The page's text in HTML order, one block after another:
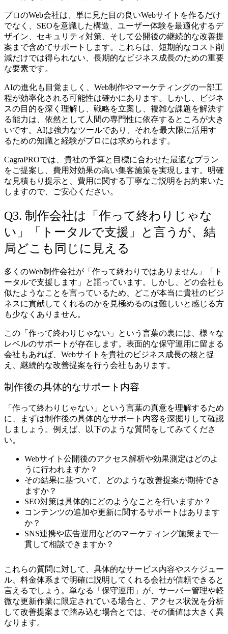
プロのWeb会社は、単に見た目の良いWebサイトを作るだけ
でなく、SEOを意識した構造、ユーザー体験を最適化するデ
ザイン、セキュリティ対策、そして公開後の継続的な改善提
案まで含めてサポートします。これらは、短期的なコスト削
減だけでは得られない、長期的なビジネス成長のための重要
な要素です。
AIの進化も目覚ましく、Web制作やマーケティングの一部工
程が効率化される可能性は確かにあります。しかし、ビジネ
スの目的を深く理解し、戦略を立案し、複雑な課題を解決す
る能力は、依然として人間の専門性に依存するところが大き
いです。AIは強力なツールであり、それを最大限に活用す
るための知識と経験がプロには求められます。
CagraPROでは、貴社の予算と目標に合わせた最適なプラン
をご提案し、費用対効果の高い集客施策を実現します。明確
な見積もり提示と、費用に関する丁寧なご説明をお約束いた
しますので、ご安心ください。
Q3. 制作会社は「作って終わりじゃな
い」「トータルで支援」と言うが、結
局どこも同じに見える
多くのWeb制作会社が「作って終わりではありません」「ト
ータルで支援します」と謳っています。しかし、どの会社も
似たようなことを言っているため、どこが本当に貴社のビジ
ネスに貢献してくれるのかを見極めるのは難しいと感じる方
も少なくありません。
この「作って終わりじゃない」という言葉の裏には、様々な
レベルのサポートが存在します。表面的な保守運用に留まる
会社もあれば、Webサイトを貴社のビジネス成長の核と捉
え、継続的な改善提案を行う会社もあります。
制作後の具体的なサポート内容
「作って終わりじゃない」という言葉の真意を理解するため
に、まずは制作後の具体的なサポート内容を深掘りして確認
しましょう。例えば、以下のような質問をしてみてくださ
い。
Webサイト公開後のアクセス解析や効果測定はどのよ
うに行われますか？
その結果に基づいて、どのような改善提案が期待でき
ますか？
SEO対策は具体的にどのようなことを行いますか？
コンテンツの追加や更新に関するサポートはあります
か？
SNS連携や広告運用などのマーケティング施策まで一
貫して相談できますか？
これらの質問に対して、具体的なサービス内容やスケジュー
ル、料金体系まで明確に説明してくれる会社が信頼できると
言えるでしょう。単なる「保守運用」が、サーバー管理や軽
微な更新作業に限定されている場合と、アクセス状況を分析
して改善提案まで踏み込む場合とでは、その価値は大きく異
なります。